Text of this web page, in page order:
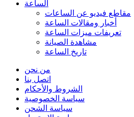
الساعة
مقاطع فيديو عن الساعات
أخبار ومقالات الساعة
تعريفات ميزات الساعة
مشاهدة الصيانة
تاريخ الساعة
من نحن
اتصل بنا
الشروط والأحكام
سياسة الخصوصية
سياسة الشحن